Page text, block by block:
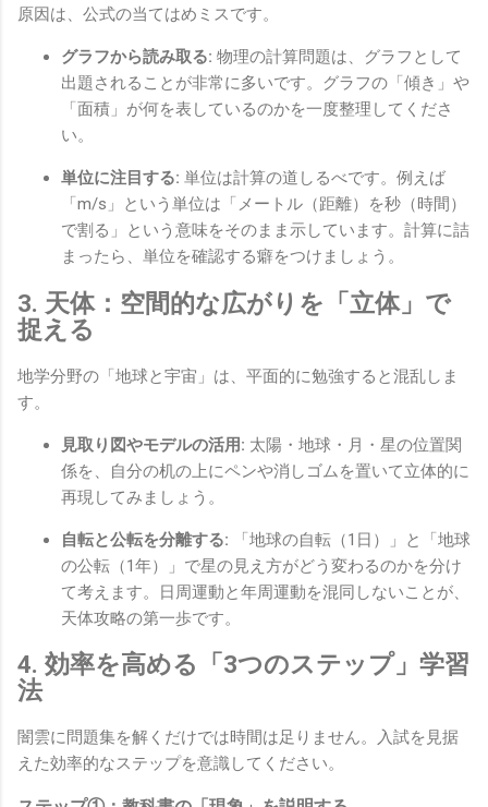
原因は、公式の当てはめミスです。
グラフから読み取る: 物理の計算問題は、グラフとして
出題されることが非常に多いです。グラフの「傾き」や
「面積」が何を表しているのかを一度整理してくださ
い。
単位に注目する: 単位は計算の道しるべです。例えば
「m/s」という単位は「メートル（距離）を秒（時間）
で割る」という意味をそのまま示しています。計算に詰
まったら、単位を確認する癖をつけましょう。
3. 天体：空間的な広がりを「立体」で
捉える
地学分野の「地球と宇宙」は、平面的に勉強すると混乱しま
す。
見取り図やモデルの活用: 太陽・地球・月・星の位置関
係を、自分の机の上にペンや消しゴムを置いて立体的に
再現してみましょう。
自転と公転を分離する: 「地球の自転（1日）」と「地球
の公転（1年）」で星の見え方がどう変わるのかを分け
て考えます。日周運動と年周運動を混同しないことが、
天体攻略の第一歩です。
4. 効率を高める「3つのステップ」学習
法
闇雲に問題集を解くだけでは時間は足りません。入試を見据
えた効率的なステップを意識してください。